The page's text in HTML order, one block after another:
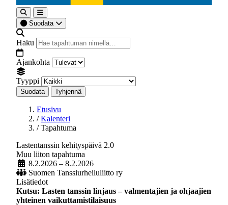
Suodata
Haku
Ajankohta
Tyyppi
Suodata Tyhjennä
Etusivu
/ Kalenteri
/ Tapahtuma
Lastentanssin kehityspäivä 2.0
Muu liiton tapahtuma
8.2.2026 – 8.2.2026
Suomen Tanssiurheiluliitto ry
Lisätiedot
Kutsu: Lasten tanssin linjaus – valmentajien ja ohjaajien
yhteinen vaikuttamistilaisuus